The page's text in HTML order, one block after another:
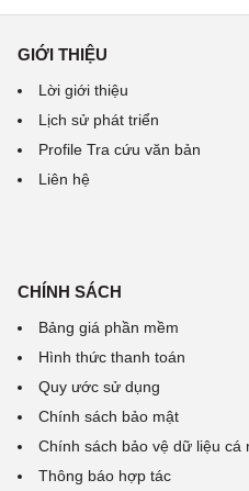
GIỚI THIỆU
Lời giới thiệu
Lịch sử phát triển
Profile Tra cứu văn bản
Liên hệ
CHÍNH SÁCH
Bảng giá phần mềm
Hình thức thanh toán
Quy ước sử dụng
Chính sách bảo mật
Chính sách bảo vệ dữ liệu cá
Thông báo hợp tác